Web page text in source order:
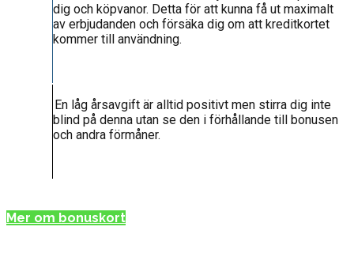
dig och köpvanor. Detta för att kunna få ut maximalt
av erbjudanden och försäka dig om att kreditkortet
kommer till användning.
En låg årsavgift är alltid positivt men stirra dig inte
blind på denna utan se den i förhållande till bonusen
och andra förmåner.
Mer om bonuskort